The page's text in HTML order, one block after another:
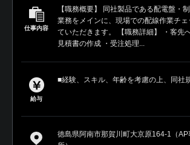
仕事内容
【職務概要】 同社製品である配電盤・
業務をメインに、現場での配線作業チェ
ていただきます。 【職務詳細】 ・客先
見積書の作成 ・受注処理...
給与
■経験、スキル、年齢を考慮の上、同社
徳島県阿南市那賀川町大京原164-1（